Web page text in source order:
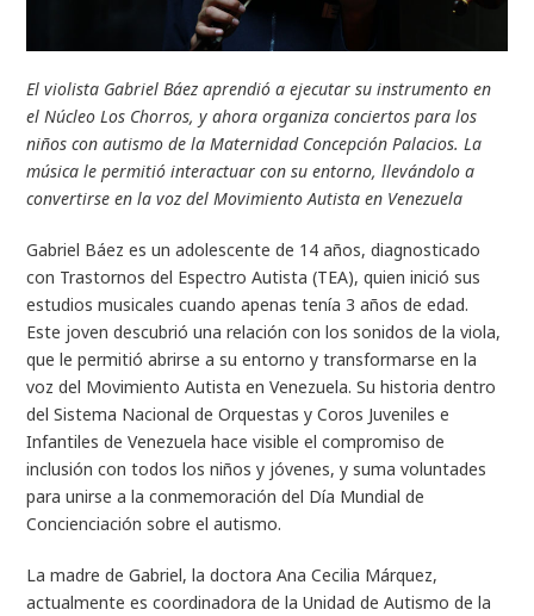
El violista Gabriel Báez aprendió a ejecutar su instrumento en
el Núcleo Los Chorros, y ahora organiza conciertos para los
niños con autismo de la Maternidad Concepción Palacios. La
música le permitió interactuar con su entorno, llevándolo a
convertirse en la voz del Movimiento Autista en Venezuela
Gabriel Báez es un adolescente de 14 años, diagnosticado
con Trastornos del Espectro Autista (TEA), quien inició sus
estudios musicales cuando apenas tenía 3 años de edad.
Este joven descubrió una relación con los sonidos de la viola,
que le permitió abrirse a su entorno y transformarse en la
voz del Movimiento Autista en Venezuela. Su historia dentro
del Sistema Nacional de Orquestas y Coros Juveniles e
Infantiles de Venezuela hace visible el compromiso de
inclusión con todos los niños y jóvenes, y suma voluntades
para unirse a la conmemoración del Día Mundial de
Concienciación sobre el autismo.
La madre de Gabriel, la doctora Ana Cecilia Márquez,
actualmente es coordinadora de la Unidad de Autismo de la